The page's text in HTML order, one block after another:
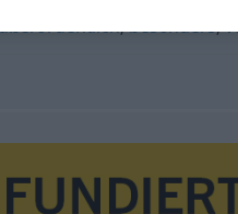
,besonders,